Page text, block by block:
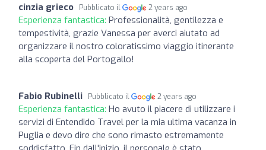
cinzia grieco Pubblicato il 2 years ago
Esperienza fantastica: Professionalità, gentilezza e
tempestività, grazie Vanessa per averci aiutato ad
organizzare il nostro coloratissimo viaggio itinerante
alla scoperta del Portogallo!
Fabio Rubinelli Pubblicato il 2 years ago
Esperienza fantastica: Ho avuto il piacere di utilizzare i
servizi di Entendido Travel per la mia ultima vacanza in
Puglia e devo dire che sono rimasto estremamente